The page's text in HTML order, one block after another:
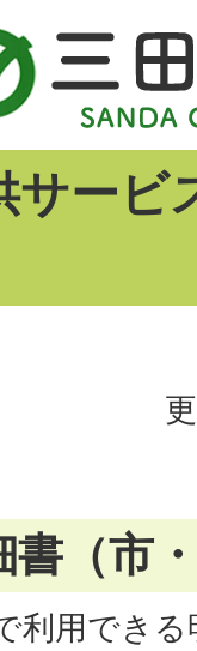
サービ
書（市
利用でき